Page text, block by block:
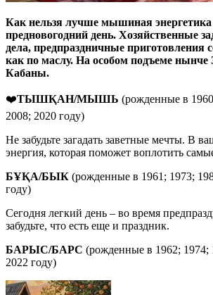
Как нельзя лучше мышиная
предновогодний день. Хозяйственные
дела, предпраздничные приготовления
как по маслу. На особом подъеме
Кабаны.
❤️ТЫШҚАН/МЫШЬ (рожденные в
2008; 2020 году)
Не забудьте загадать заветные мечты. В
энергия, которая поможет воплотить
БҰҚА/БЫК (рожденные в 1961; 1973;
году)
Сегодня легкий день – во время
забудьте, что есть еще и праздник.
БАРЫС/БАРС (рожденные в 1962; 1974;
2022 году)